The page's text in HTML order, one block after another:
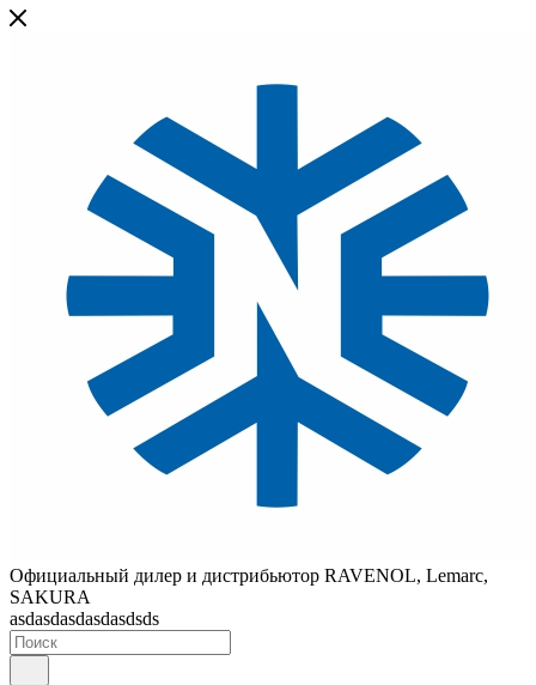
Официальный дилер и дистрибьютор RAVENOL, Lemarc,
SAKURA
asdasdasdasdasdsds